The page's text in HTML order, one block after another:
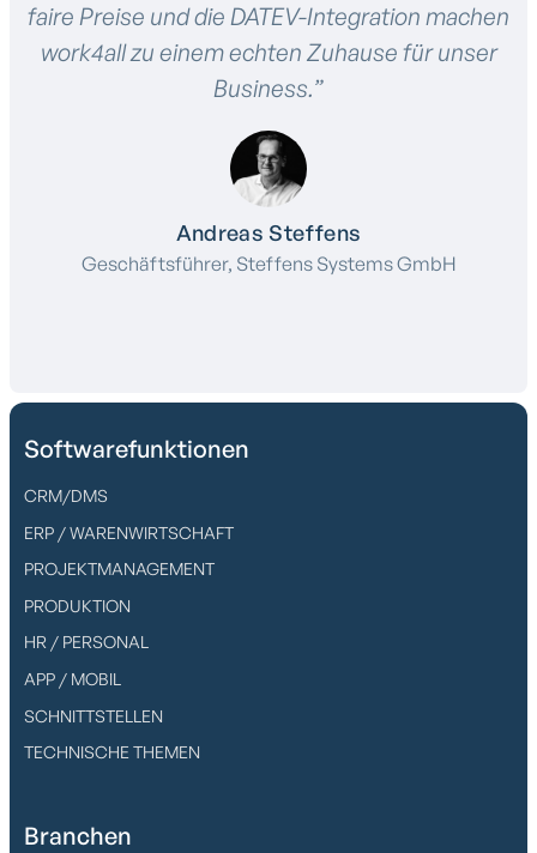
faire Preise und die DATEV-Integration machen
work4all zu einem echten Zuhause für unser
Business.”
Andreas Steffens
Geschäftsführer, Steffens Systems GmbH
Softwarefunktionen
CRM/DMS
ERP / WARENWIRTSCHAFT
PROJEKTMANAGEMENT
PRODUKTION
HR / PERSONAL
APP / MOBIL
SCHNITTSTELLEN
TECHNISCHE THEMEN
Branchen